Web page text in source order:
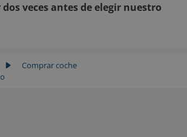
dos veces antes de elegir nuestro
Comprar coche